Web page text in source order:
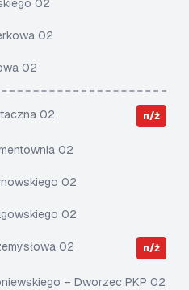
02
02
02
02 n/ż
02
02
02
02 n/ż
– Dworzec PKP 02